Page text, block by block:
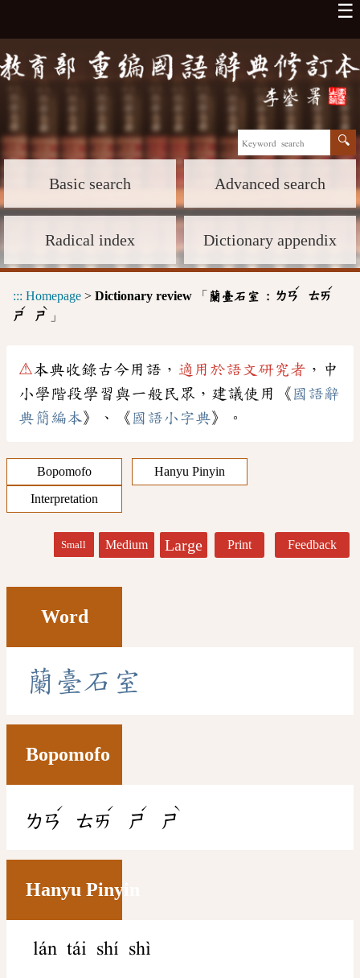
☰
Basic search Advanced search
Radical index Dictionary appendix
::: Homepage > Dictionary review 「 蘭臺石室 : ㄌㄢ
ˊ
ㄊㄞ
ˊ
ㄕ
ˊ
ㄕ
ˋ
」
⚠本典收錄古今用語， 適用於語文研究者 ，中
小學階段學習與一般民眾，建議使用《 國語辭
典簡編本》、《 國語小字典》。
Bopomofo
Hanyu Pinyin
Interpretation
Small Medium Large Print Feedback
Word
蘭 臺石 室
Bopomofo
ㄌㄢ
ˊ
ㄊㄞ
ˊ
ㄕ
ˊ
ㄕ
ˋ
Hanyu Pinyin
lán tái shí shì